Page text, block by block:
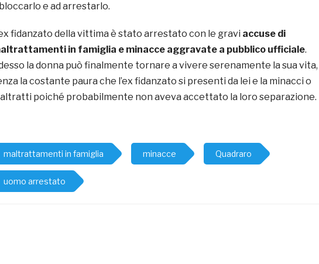
e ad arrestarlo.
fidanzato della vittima è stato arrestato con le gravi accuse di
in famiglia e minacce aggravate a pubblico ufficiale.
la donna può finalmente tornare a vivere serenamente la sua vita,
la costante paura che l’ex fidanzato si presenti da lei e la minacci o
poiché probabilmente non aveva accettato la loro separazione.
maltrattamenti in famiglia minacce Quadraro
uomo arrestato